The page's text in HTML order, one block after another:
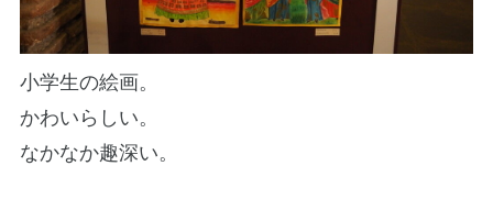
小学生の絵画。
かわいらしい。
なかなか趣深い。